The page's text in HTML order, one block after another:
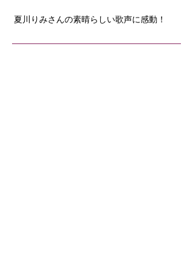
夏川りみさんの素晴らしい歌声に感動！